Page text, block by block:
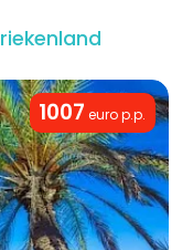
1007 euro p.p.